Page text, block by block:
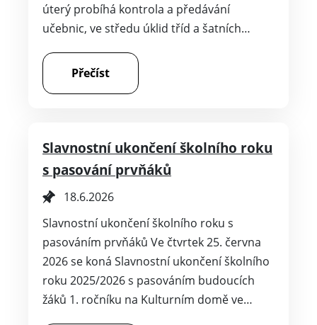
úterý probíhá kontrola a předávání
učebnic, ve středu úklid tříd a šatních…
Přečíst
Slavnostní ukončení školního roku
s pasování prvňáků
18.6.2026
Slavnostní ukončení školního roku s
pasováním prvňáků Ve čtvrtek 25. června
2026 se koná Slavnostní ukončení školního
roku 2025/2026 s pasováním budoucích
žáků 1. ročníku na Kulturním domě ve…